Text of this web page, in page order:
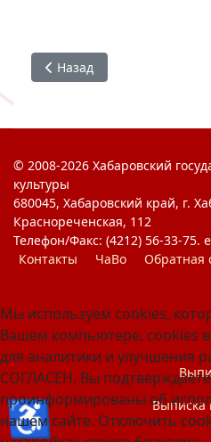
Предыдущий: Победители
Назад
© 2008-2026 Хабаровский
культуры
680045, Хабаровский край, г.
Краснореченская, 112
Телефон/Факс: (4212) 56-33-75.
Контакты
ЧаВо Обратная
Выписка
Мы используем cookies,
Вашем компьютере, cookies
для аналитики и улучшения
СОГЛАСЕН, Вы
проинформированы об
нашем сайте. Отключить